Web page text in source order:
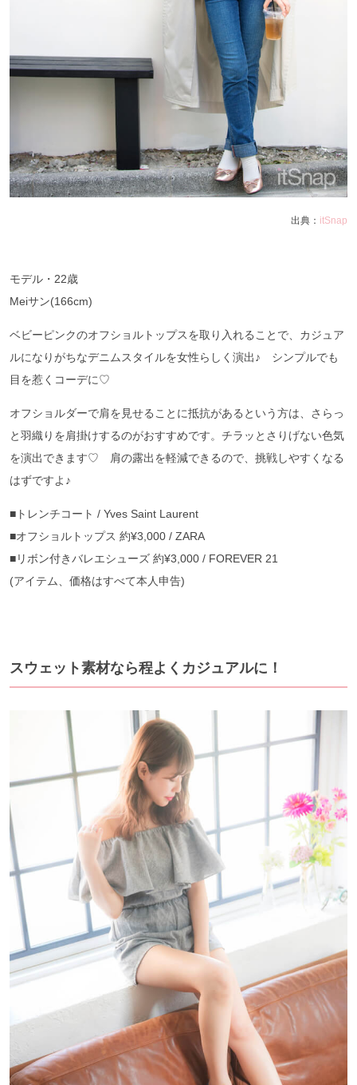
出典： itSnap
モデル・ 22歳
Meiサン(166cm)
ベビーピンクのオフショルトップスを取り入れることで、カジュア
ルになりがちなデニムスタイルを女性らしく演出♪ シンプルでも
目を惹くコーデに♡
オフショルダーで肩を見せることに抵抗があるという方は、さらっ
と羽織りを肩掛けするのがおすすめです。チラッとさりげない色気
を演出できます♡ 肩の露出を軽減できるので、挑戦しやすくなる
はずですよ♪
■トレンチコート / Yves Saint Laurent
■オフショルトップス 約¥3,000 / ZARA
■リボン付きバレエシューズ 約¥3,000 / FOREVER 21
(アイテム、価格はすべて本人申告)
スウェット素材なら程よくカジュアルに！